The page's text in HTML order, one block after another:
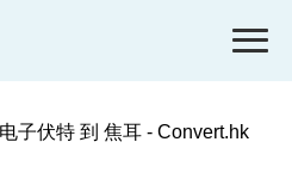
子伏特 到 焦耳 - Convert.hk